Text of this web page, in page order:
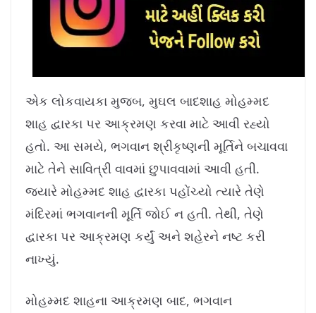
એક લોકવાયકા મુજબ, મુઘલ બાદશાહ મોહમ્મદ
શાહ દ્વારકા પર આક્રમણ કરવા માટે આવી રહ્યો
હતો. આ સમયે, ભગવાન શ્રીકૃષ્ણની મૂર્તિને બચાવવા
માટે તેને સાવિત્રી વાવમાં છુપાવવામાં આવી હતી.
જ્યારે મોહમ્મદ શાહ દ્વારકા પહોંચ્યો ત્યારે તેણે
મંદિરમાં ભગવાનની મૂર્તિ જોઈ ન હતી. તેથી, તેણે
દ્વારકા પર આક્રમણ કર્યું અને શહેરને નષ્ટ કરી
નાખ્યું.
મોહમ્મદ શાહના આક્રમણ બાદ, ભગવાન